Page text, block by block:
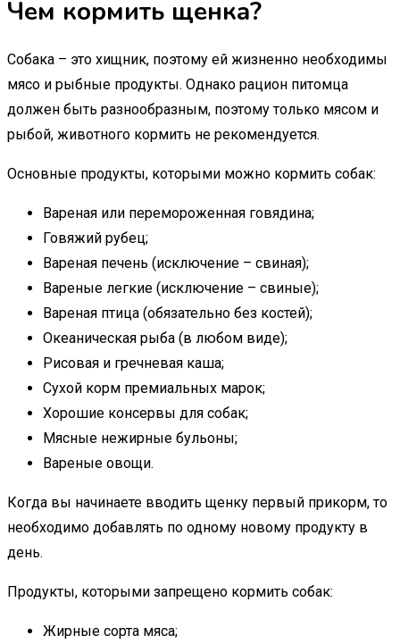
Чем кормить щенка?
Собака – это хищник, поэтому ей жизненно необходимы
мясо и рыбные продукты. Однако рацион питомца
должен быть разнообразным, поэтому только мясом и
рыбой, животного кормить не рекомендуется.
Основные продукты, которыми можно кормить собак:
Вареная или перемороженная говядина;
Говяжий рубец;
Вареная печень (исключение – свиная);
Вареные легкие (исключение – свиные);
Вареная птица (обязательно без костей);
Океаническая рыба (в любом виде);
Рисовая и гречневая каша;
Сухой корм премиальных марок;
Хорошие консервы для собак;
Мясные нежирные бульоны;
Вареные овощи.
Когда вы начинаете вводить щенку первый прикорм, то
необходимо добавлять по одному новому продукту в
день.
Продукты, которыми запрещено кормить собак:
Жирные сорта мяса;